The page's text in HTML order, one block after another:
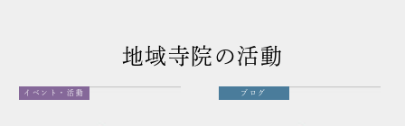
地域寺院の活動
イベント・活動 ブログ